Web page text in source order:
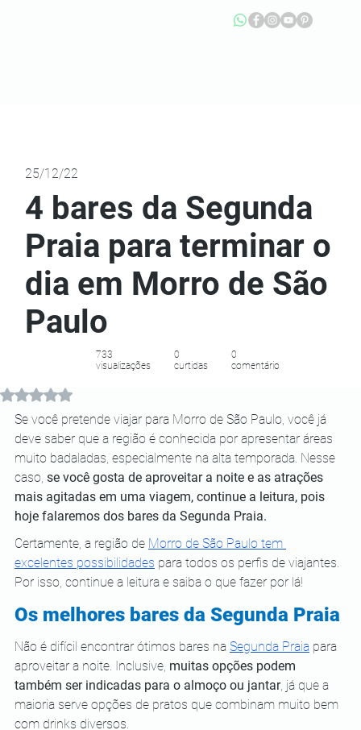
Avaliado com NaN de 5 estrelas.
Se você pretende viajar para Morro de São Paulo, você já
deve saber que a região é conhecida por apresentar áreas
muito badaladas, especialmente na alta temporada. Nesse
caso, se você gosta de aproveitar a noite e as atrações
mais agitadas em uma viagem, continue a leitura, pois
hoje falaremos dos bares da Segunda Praia.
Certamente, a região de Morro de São Paulo tem
excelentes possibilidades para todos os perfis de viajantes.
Por isso, continue a leitura e saiba o que fazer por lá!
Os melhores bares da Segunda Praia
Não é difícil encontrar ótimos bares na Segunda Praia para
aproveitar a noite. Inclusive, muitas opções podem
também ser indicadas para o almoço ou jantar, já que a
maioria serve opções de pratos que combinam muito bem
com drinks diversos.
733
visualizações
0
curtidas
0
comentário
4 bares da Segunda
Praia para terminar o
dia em Morro de São
Paulo
25/12/22